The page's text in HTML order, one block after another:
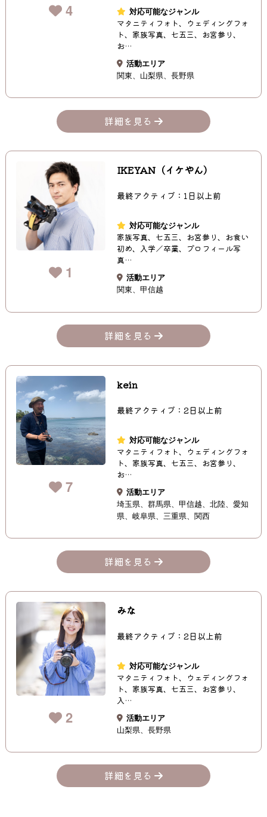
4
対応可能なジャンル
マタニティフォト、ウェディングフォ
ト、家族写真、七五三、お宮参り、
お…
活動エリア
関東
山梨県 長野県
詳細を見る
1
IKEYAN（イケやん）
最終アクティブ：1日以上前
対応可能なジャンル
家族写真、七五三、お宮参り、お食い
初め、入学／卒業、プロフィール写
真…
活動エリア
関東
甲信越
詳細を見る
7
kein
最終アクティブ：2日以上前
対応可能なジャンル
マタニティフォト、ウェディングフォ
ト、家族写真、七五三、お宮参り、
お…
活動エリア
埼玉県
群馬県 甲信越 北陸
愛知
県
岐阜県 三重県 関西
詳細を見る
2
みな
最終アクティブ：2日以上前
対応可能なジャンル
マタニティフォト、ウェディングフォ
ト、家族写真、七五三、お宮参り、
入…
活動エリア
山梨県
長野県
詳細を見る